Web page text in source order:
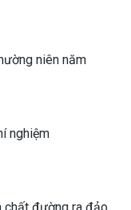
niên năm
nghiệm